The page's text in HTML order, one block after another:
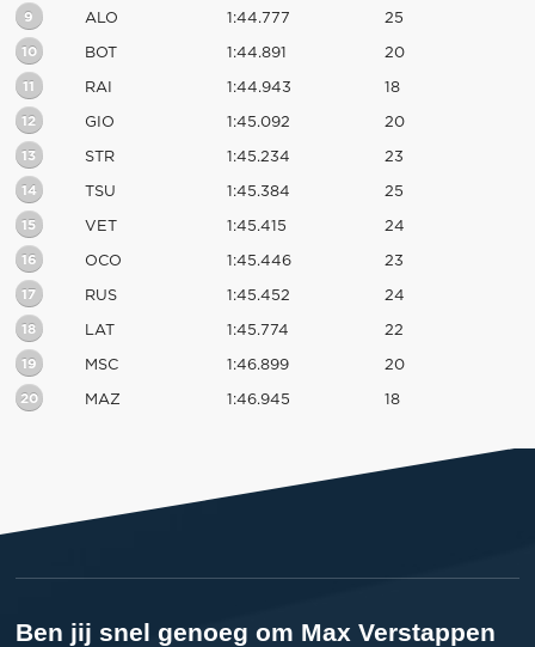
9 ALO 1:44.777 25
10 BOT 1:44.891 20
11 RAI 1:44.943 18
12 GIO 1:45.092 20
13 STR 1:45.234 23
14 TSU 1:45.384 25
15 VET 1:45.415 24
16 OCO 1:45.446 23
17 RUS 1:45.452 24
18 LAT 1:45.774 22
19 MSC 1:46.899 20
20 MAZ 1:46.945 18
Ben jij snel genoeg om Max Verstappen